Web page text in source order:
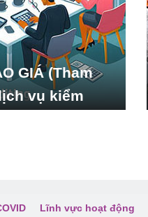
GIÁ (Tham
vụ kiểm
Lĩnh vực hoạt động